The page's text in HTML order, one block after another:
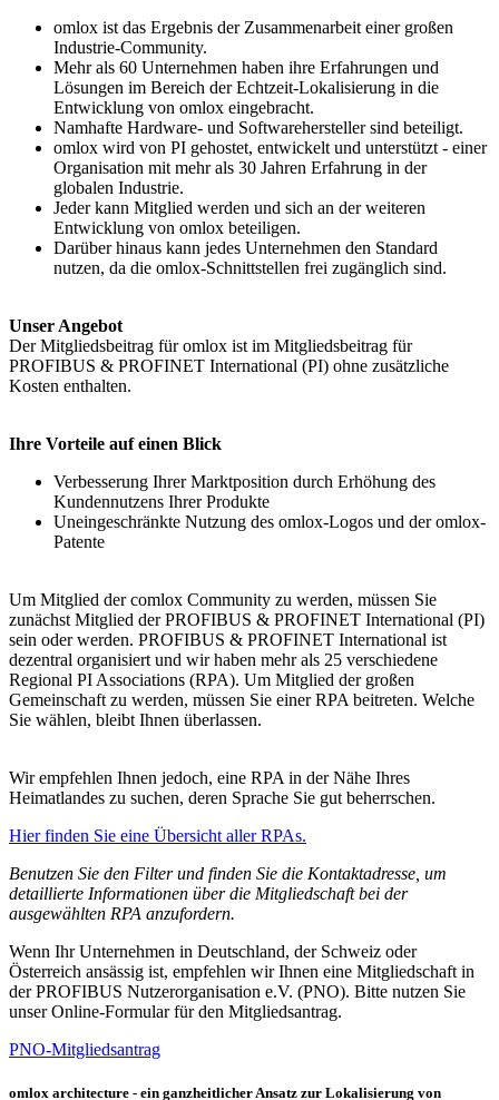
omlox ist das Ergebnis der Zusammenarbeit einer großen
Industrie-Community.
Mehr als 60 Unternehmen haben ihre Erfahrungen und
Lösungen im Bereich der Echtzeit-Lokalisierung in die
Entwicklung von omlox eingebracht.
Namhafte Hardware- und Softwarehersteller sind beteiligt.
omlox wird von PI gehostet, entwickelt und unterstützt - einer
Organisation mit mehr als 30 Jahren Erfahrung in der
globalen Industrie.
Jeder kann Mitglied werden und sich an der weiteren
Entwicklung von omlox beteiligen.
Darüber hinaus kann jedes Unternehmen den Standard
nutzen, da die omlox-Schnittstellen frei zugänglich sind.
Unser Angebot
Der Mitgliedsbeitrag für omlox ist im Mitgliedsbeitrag für
PROFIBUS & PROFINET International (PI) ohne zusätzliche
Kosten enthalten.
Ihre Vorteile auf einen Blick
Verbesserung Ihrer Marktposition durch Erhöhung des
Kundennutzens Ihrer Produkte
Uneingeschränkte Nutzung des omlox-Logos und der omlox-
Patente
Um Mitglied der comlox Community zu werden, müssen Sie
zunächst Mitglied der PROFIBUS & PROFINET International (PI)
sein oder werden. PROFIBUS & PROFINET International ist
dezentral organisiert und wir haben mehr als 25 verschiedene
Regional PI Associations (RPA). Um Mitglied der großen
Gemeinschaft zu werden, müssen Sie einer RPA beitreten. Welche
Sie wählen, bleibt Ihnen überlassen.
Wir empfehlen Ihnen jedoch, eine RPA in der Nähe Ihres
Heimatlandes zu suchen, deren Sprache Sie gut beherrschen.
Hier finden Sie eine Übersicht aller RPAs.
Benutzen Sie den Filter und finden Sie die Kontaktadresse, um
detaillierte Informationen über die Mitgliedschaft bei der
ausgewählten RPA anzufordern.
Wenn Ihr Unternehmen in Deutschland, der Schweiz oder
Österreich ansässig ist, empfehlen wir Ihnen eine Mitgliedschaft in
der PROFIBUS Nutzerorganisation e.V. (PNO). Bitte nutzen Sie
unser Online-Formular für den Mitgliedsantrag.
PNO-Mitgliedsantrag
omlox architecture - ein ganzheitlicher Ansatz zur Lokalisierung von